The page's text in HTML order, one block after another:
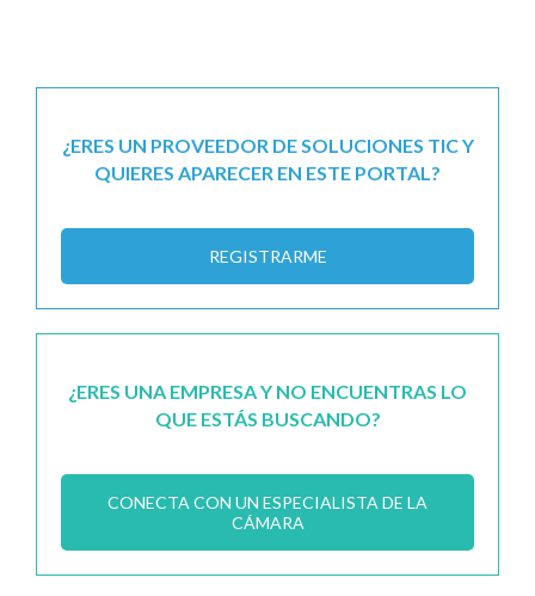
¿ERES UN PROVEEDOR DE SOLUCIONES TIC Y
QUIERES APARECER EN ESTE PORTAL?
REGISTRARME
¿ERES UNA EMPRESA Y NO ENCUENTRAS LO
QUE ESTÁS BUSCANDO?
CONECTA CON UN ESPECIALISTA DE LA
CÁMARA